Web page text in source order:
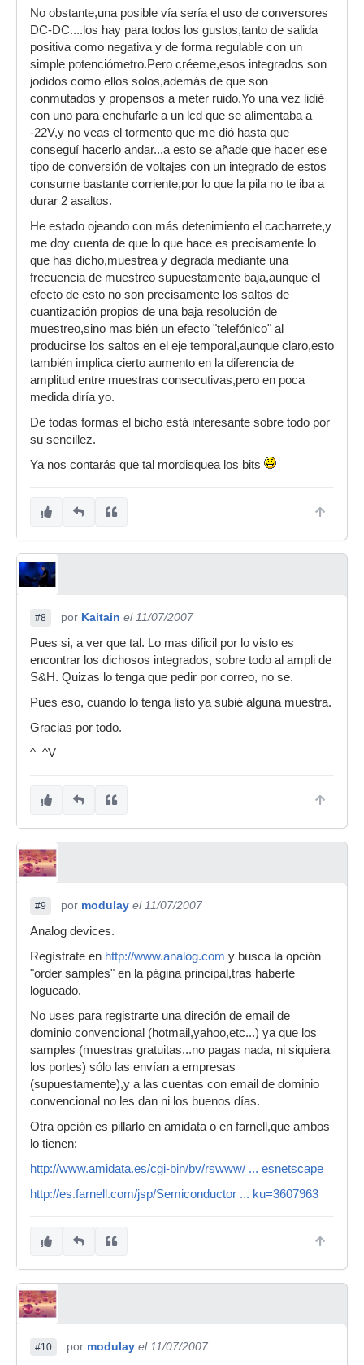
No obstante,una posible vía sería el uso de conversores
DC-DC....los hay para todos los gustos,tanto de salida
positiva como negativa y de forma regulable con un
simple potenciómetro.Pero créeme,esos integrados son
jodidos como ellos solos,además de que son
conmutados y propensos a meter ruido.Yo una vez lidié
con uno para enchufarle a un lcd que se alimentaba a
-22V,y no veas el tormento que me dió hasta que
conseguí hacerlo andar...a esto se añade que hacer ese
tipo de conversión de voltajes con un integrado de estos
consume bastante corriente,por lo que la pila no te iba a
durar 2 asaltos.
He estado ojeando con más detenimiento el cacharrete,y
me doy cuenta de que lo que hace es precisamente lo
que has dicho,muestrea y degrada mediante una
frecuencia de muestreo supuestamente baja,aunque el
efecto de esto no son precisamente los saltos de
cuantización propios de una baja resolución de
muestreo,sino mas bién un efecto "telefónico" al
producirse los saltos en el eje temporal,aunque claro,esto
también implica cierto aumento en la diferencia de
amplitud entre muestras consecutivas,pero en poca
medida diría yo.
De todas formas el bicho está interesante sobre todo por
su sencillez.
Ya nos contarás que tal mordisquea los bits
#8 por Kaitain el 11/07/2007
Pues si, a ver que tal. Lo mas dificil por lo visto es
encontrar los dichosos integrados, sobre todo al ampli de
S&H. Quizas lo tenga que pedir por correo, no se.
Pues eso, cuando lo tenga listo ya subié alguna muestra.
Gracias por todo.
^_^V
#9 por modulay el 11/07/2007
Analog devices.
Regístrate en http://www.analog.com y busca la opción
"order samples" en la página principal,tras haberte
logueado.
No uses para registrarte una direción de email de
dominio convencional (hotmail,yahoo,etc...) ya que los
samples (muestras gratuitas...no pagas nada, ni siquiera
los portes) sólo las envían a empresas
(supuestamente),y a las cuentas con email de dominio
convencional no les dan ni los buenos días.
Otra opción es pillarlo en amidata o en farnell,que ambos
lo tienen:
http://www.amidata.es/cgi-bin/bv/rswww/ ... esnetscape
http://es.farnell.com/jsp/Semiconductor ... ku=3607963
#10 por modulay el 11/07/2007